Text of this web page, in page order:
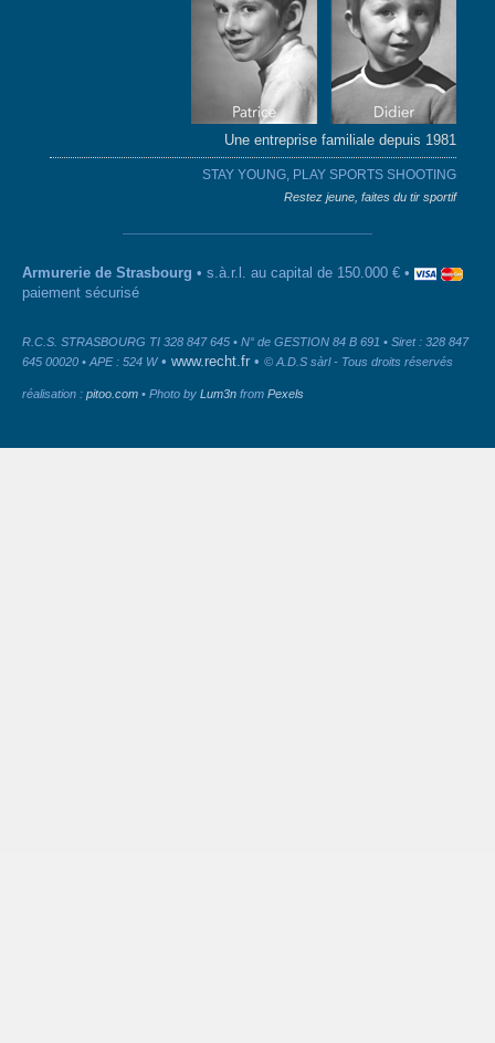
Une entreprise familiale depuis 1981
STAY YOUNG, PLAY SPORTS SHOOTING
Restez jeune, faites du tir sportif
Armurerie de Strasbourg • s.à.r.l. au capital de 150.000 € •
paiement sécurisé
R.C.S. STRASBOURG TI 328 847 645 • N° de GESTION 84 B 691 • Siret : 328 847
645 00020 • APE : 524 W• www.recht.fr • © A.D.S sàrl - Tous droits réservés
réalisation : pitoo.com • Photo by Lum3n from Pexels